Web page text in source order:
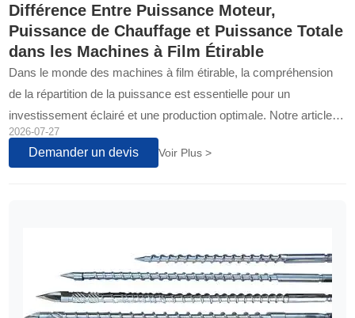
Différence Entre Puissance Moteur,
Puissance de Chauffage et Puissance Totale
dans les Machines à Film Étirable
Dans le monde des machines à film étirable, la compréhension
de la répartition de la puissance est essentielle pour un
investissement éclairé et une production optimale. Notre article
démystifie les trois piliers énergétiques qui déterminent les
performances et l'efficacité de votre ligne de production.
2026-07-27
Demander un devis Voir Plus >